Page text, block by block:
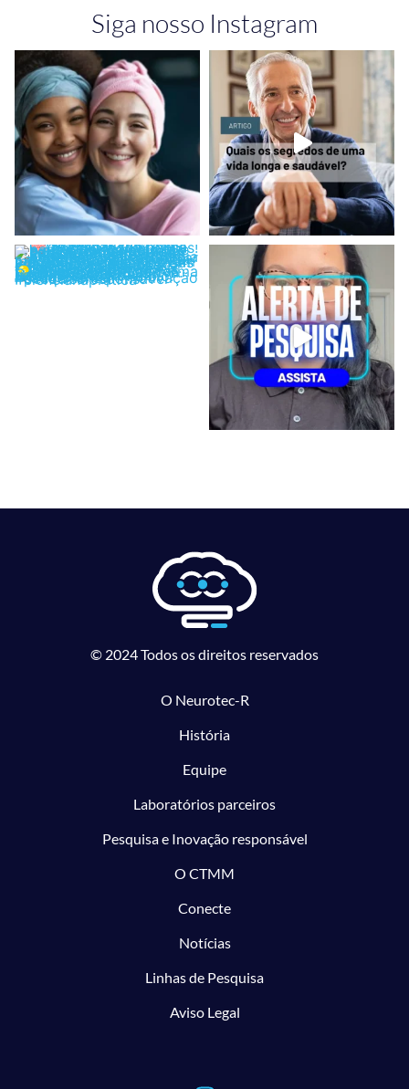
Siga nosso Instagram
© 2024 Todos os direitos reservados
O Neurotec-R
História
Equipe
Laboratórios parceiros
Pesquisa e Inovação responsável
O CTMM
Conecte
Notícias
Linhas de Pesquisa
Aviso Legal